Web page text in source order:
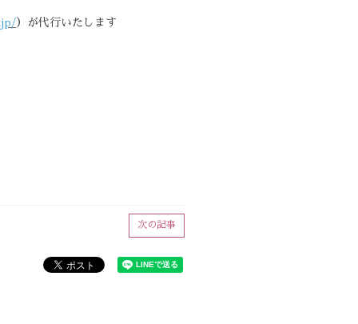
）が代行いたします
次の記事